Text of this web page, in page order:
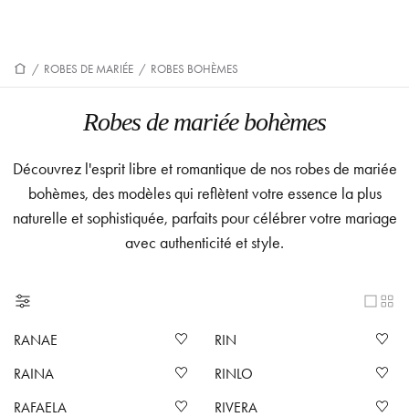
/ ROBES DE MARIÉE / ROBES BOHÈMES
Robes de mariée bohèmes
Découvrez l'esprit libre et romantique de nos robes de mariée
bohèmes, des modèles qui reflètent votre essence la plus
naturelle et sophistiquée, parfaits pour célébrer votre mariage
avec authenticité et style.
RANAE
RIN
RAINA
RINLO
RAFAELA
RIVERA